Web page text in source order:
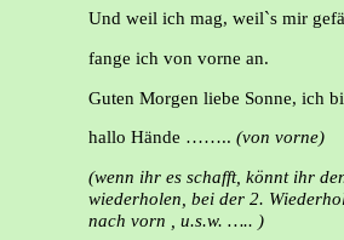
Und weil ich mag, weil`s mir
fange ich von vorne an.
Guten Morgen liebe Sonne, ich
hallo Hände …….. (von vorne)
(wenn ihr es schafft, könnt ihr
wiederholen, bei der 2.
nach vorn , u.s.w. ….. )